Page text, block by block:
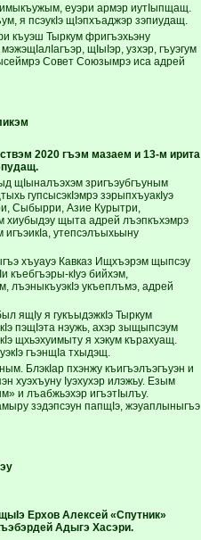
еуэри армэр иутIыпщащ.
я псэукIэ щIэпхъаджэр зэпиудащ.
Тыркум фригъэхьэну
щIыIэр, узхэр, гъуэгум
Совет Союзымрэ иса адрей
2020 гъэм мазаем и 13-м ирита
щIыналъэхэм зригъэубгъуным
гупсысэкIэмрэ зэрыпхъуакIуэ
Сыбырри, Азие Курытри,
щыта адрей лъэпкъхэмрэ
утепсэлъыхьыну
хъуауэ Кавказ Ищхъэрэм щыпсэу
къебгъэры-кIуэ бийхэм,
лъэныкъуэкIэ укъеплъмэ, адрей
ящIу я гукъыдэжкIэ Тыркум
пэщIэта нэужь, ахэр зыщыпсэум
щхьэхуимыту я хэкум кърахуащ.
гъэнщIа тхыдэщ.
БлэкIар пхэнжу къигъэлъэгъуэн и
хуэхъуну Iуэхухэр илэжьу. Езым
и лъабжьэхэр игъэтIылъу.
зэдэпсэун папщIэ, жэуаплыныгъэ
Ерхов Алексей «Спутник»
Адыгэ Хасэри.